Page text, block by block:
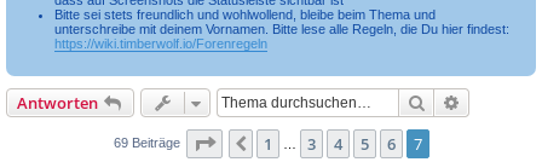
Bitte sei stets freundlich und wohlwollend, bleibe beim Thema und
unterschreibe mit deinem Vornamen. Bitte lese alle Regeln, die Du hier findest:
https://wiki.timberwolf.io/Forenregeln
Antworten Suche
69 Beiträge Seite von 7
Vorherige
1 3 4 5 6 7